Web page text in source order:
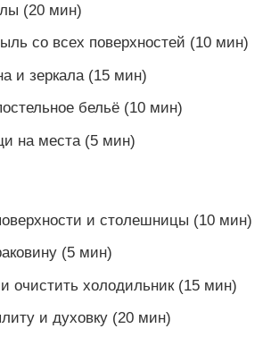
(20 мин)
со всех поверхностей (10 мин)
и зеркала (15 мин)
бельё (10 мин)
на места (5 мин)
и столешницы (10 мин)
(5 мин)
очистить холодильник (15 мин)
и духовку (20 мин)